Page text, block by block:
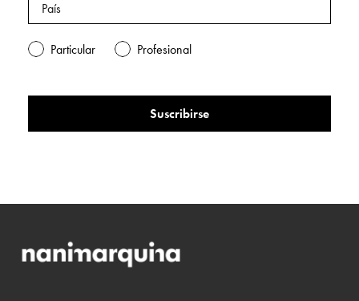
Particular Profesional
Suscribirse